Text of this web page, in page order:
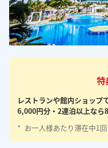
特
レストランや館内ショップ
6,000円分・2連泊以上なら
* お一人様あたり滞在中1回